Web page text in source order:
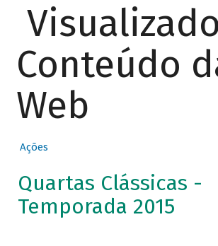
Conteúdo
Web
Ações
Quartas Clássicas -
Temporada 2015